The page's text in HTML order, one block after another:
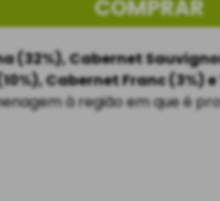
COMPRAR
(32%), Cabernet
Cabernet Franc (3%)
à região em que é